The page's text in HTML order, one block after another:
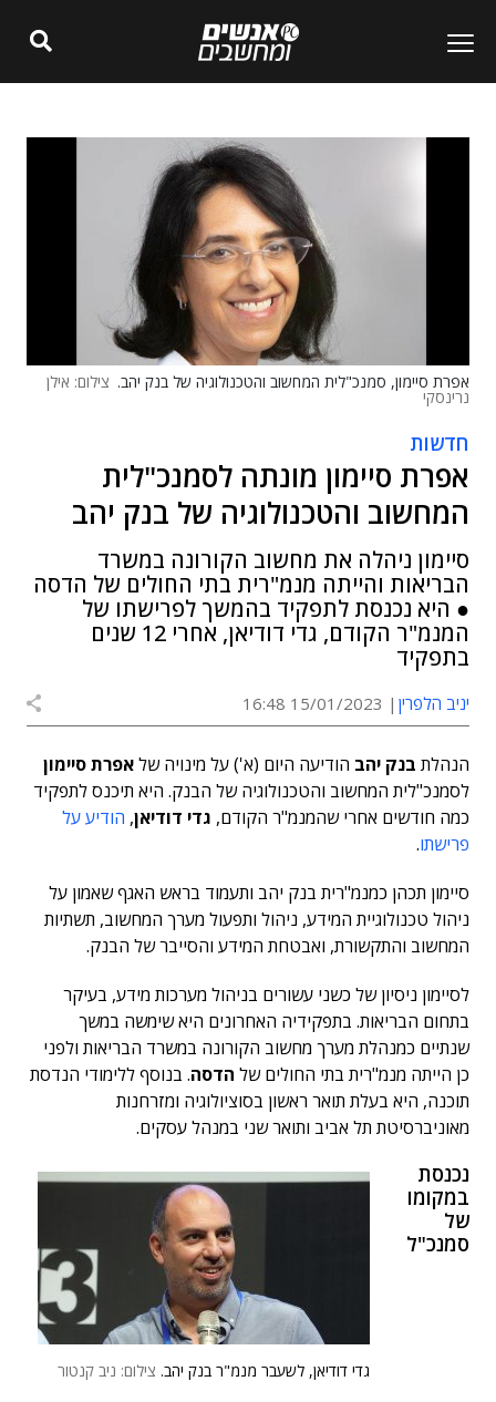
אפרת סיימון, סמנכ"לית המחשוב והטכנולוגיה של בנק יהב. צילום: אילן
נרינסקי
חדשות
אפרת סיימון מונתה לסמנכ"לית
המחשוב והטכנולוגיה של בנק יהב
סיימון ניהלה את מחשוב הקורונה במשרד
הבריאות והייתה מנמ"רית בתי החולים של הדסה
● היא נכנסת לתפקיד בהמשך לפרישתו של
המנמ"ר הקודם, גדי דודיאן, אחרי 12 שנים
בתפקיד
יניב הלפרין 15/01/2023 16:48
הנהלת בנק יהב הודיעה היום (א') על מינויה שלאפרת סיימון
לסמנכ"לית המחשוב והטכנולוגיה של הבנק. היא תיכנס לתפקיד
כמה חודשים אחרי שהמנמ"ר הקודם, גדי דודיאן, הודיע על
פרישתו.
סיימון תכהן כמנמ"רית בנק יהב ותעמוד בראש האגף שאמון על
ניהול טכנולוגיית המידע, ניהול ותפעול מערך המחשוב, תשתיות
המחשוב והתקשורת, ואבטחת המידע והסייבר של הבנק.
לסיימון ניסיון של כשני עשורים בניהול מערכות מידע, בעיקר
בתחום הבריאות. בתפקידיה האחרונים היא שימשה במשך
שנתיים כמנהלת מערך מחשוב הקורונה במשרד הבריאות ולפני
כן הייתה מנמ"רית בתי החולים של הדסה. בנוסף ללימודי הנדסת
תוכנה, היא בעלת תואר ראשון בסוציולוגיה ומזרחנות
מאוניברסיטת תל אביב ותואר שני במנהל עסקים.
גדי דודיאן, לשעבר מנמ"ר בנק יהב. צילום: ניב קנטור
נכנסת
במקומו
של
סמנכ"ל